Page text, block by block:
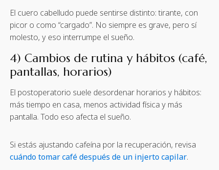
El cuero cabelludo puede sentirse distinto: tirante, con
picor o como “cargado”. No siempre es grave, pero sí
molesto, y eso interrumpe el sueño.
4) Cambios de rutina y hábitos (café,
pantallas, horarios)
El postoperatorio suele desordenar horarios y hábitos:
más tiempo en casa, menos actividad física y más
pantalla. Todo eso afecta el sueño.
Si estás ajustando cafeína por la recuperación, revisa
cuándo tomar café después de un injerto capilar.